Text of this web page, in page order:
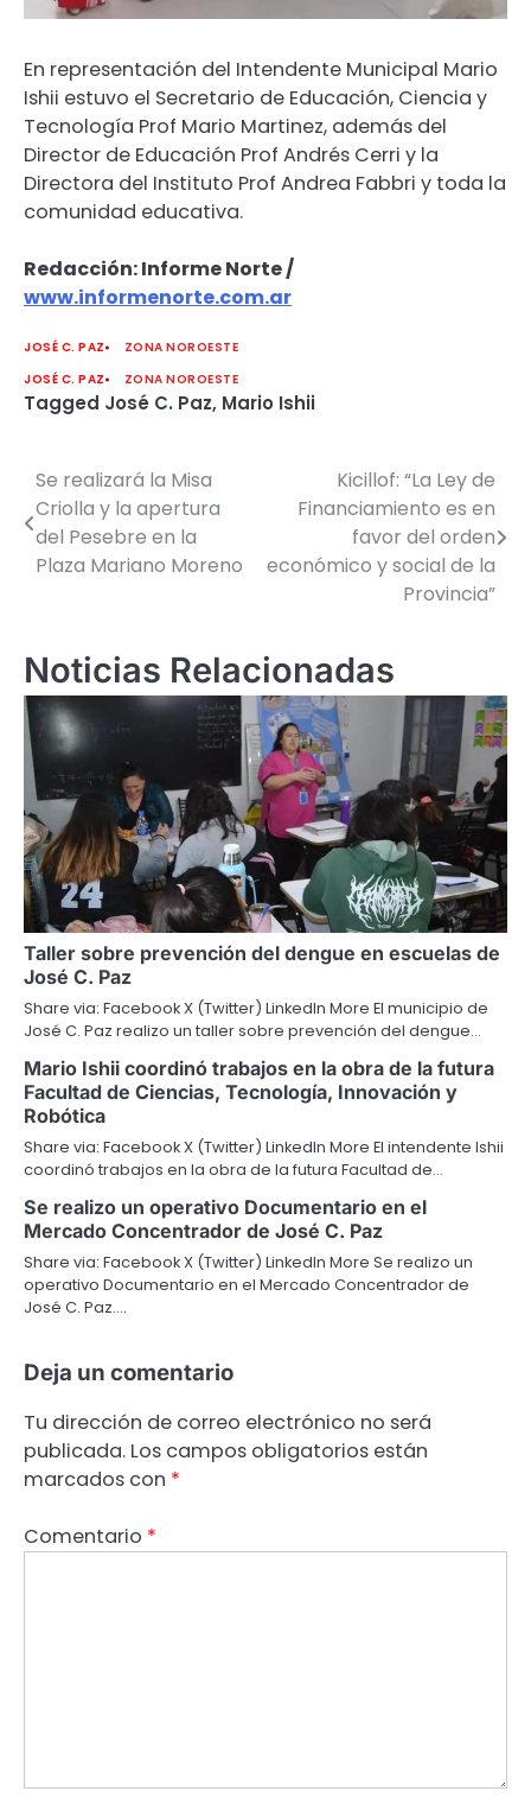
En representación del Intendente Municipal Mario
Ishii estuvo el Secretario de Educación, Ciencia y
Tecnología Prof Mario Martinez, además del
Director de Educación Prof Andrés Cerri y la
Directora del Instituto Prof Andrea Fabbri y toda la
comunidad educativa.
Redacción: Informe Norte /
www.informenorte.com.ar
JOSÉ C. PAZ
ZONA NOROESTE
JOSÉ C. PAZ
ZONA NOROESTE
Tagged José C. Paz, Mario Ishii
Navegación
de
entradas
Se realizará la Misa
Criolla y la apertura
del Pesebre en la
Plaza Mariano Moreno
Kicillof: “La Ley de
Financiamiento es en
favor del orden
económico y social de la
Provincia”
Noticias Relacionadas
Taller sobre prevención del dengue en escuelas de
José C. Paz
Share via: Facebook X (Twitter) LinkedIn More El municipio de
José C. Paz realizo un taller sobre prevención del dengue…
Mario Ishii coordinó trabajos en la obra de la futura
Facultad de Ciencias, Tecnología, Innovación y
Robótica
Share via: Facebook X (Twitter) LinkedIn More El intendente Ishii
coordinó trabajos en la obra de la futura Facultad de…
Se realizo un operativo Documentario en el
Mercado Concentrador de José C. Paz
Share via: Facebook X (Twitter) LinkedIn More Se realizo un
operativo Documentario en el Mercado Concentrador de
José C. Paz.…
Deja un comentario
Tu dirección de correo electrónico no será
publicada. Los campos obligatorios están
marcados con *
Comentario *